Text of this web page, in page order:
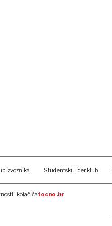
izvoznika Studentski Lider klub
i kolačićatocno.hr